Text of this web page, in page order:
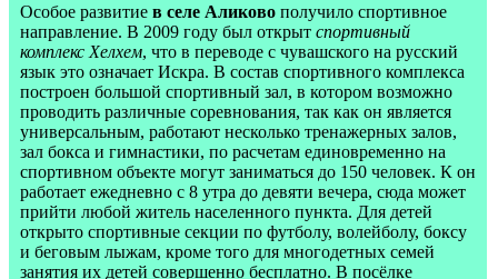
Особое развитие в селе Аликово получило спортивное
направление. В 2009 году был открыт спортивный
комплекс Хелхем, что в переводе с чувашского на русский
язык это означает Искра. В состав спортивного комплекса
построен большой спортивный зал, в котором возможно
проводить различные соревнования, так как он является
универсальным, работают несколько тренажерных залов,
зал бокса и гимнастики, по расчетам единовременно на
спортивном объекте могут заниматься до 150 человек. К он
работает ежедневно с 8 утра до девяти вечера, сюда может
прийти любой житель населенного пункта. Для детей
открыто спортивные секции по футболу, волейболу, боксу
и беговым лыжам, кроме того для многодетных семей
занятия их детей совершенно бесплатно. В посёлке